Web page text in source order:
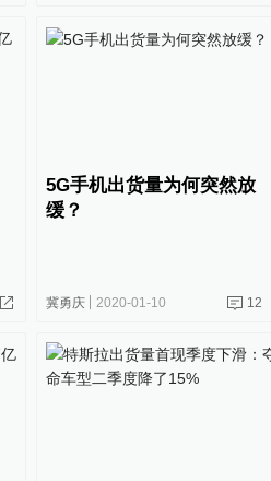
5G手机出货量为何突然放
缓？
冀勇庆 2020-01-10 12